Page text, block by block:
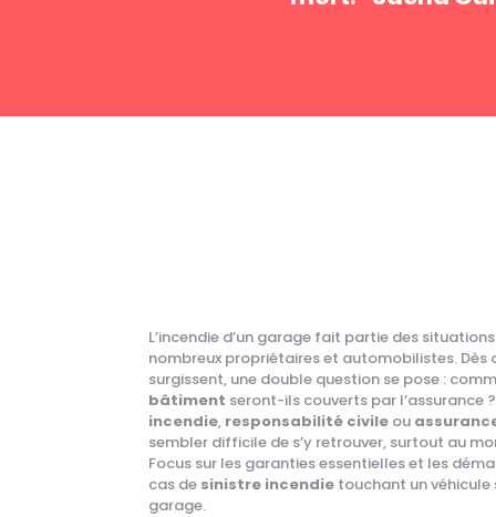
L’incendie d’un garage fait partie des
nombreux propriétaires et automobilistes. Dès
surgissent, une double question se pose :
bâtiment seront-ils couverts par l’assurance
incendie, responsabilité civile ou
sembler difficile de s’y retrouver, surtout au
Focus sur les garanties essentielles et les
cas de sinistre incendie touchant un
garage.